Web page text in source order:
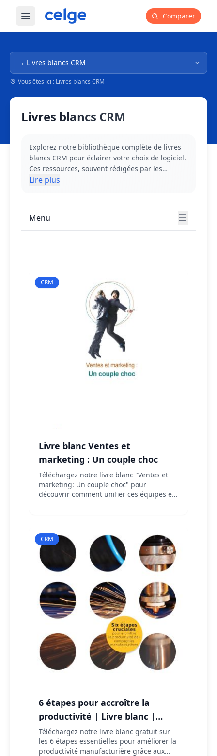
Ouvrir le menu principal Comparer
Navigation dans l'arborescence
Vous êtes ici : Livres blancs CRM
Livres blancs CRM
Explorez notre bibliothèque complète de livres
blancs CRM pour éclairer votre choix de logiciel.
Ces ressources, souvent rédigées par les
éditeurs eux-mêmes, vous offrent un aperçu
déploiement CRM, ces documents vous aideront
à comprendre les enjeux essentiels comme la
mettons gratuitement à votre disposition ces
guides stratégiques pour compléter
l'accompagnement de nos experts et vous
garantir une décision éclairée, adaptée aux
besoins spécifiques de votre entreprise.
Lire plus
Menu
CRM
Livre blanc Ventes et
marketing : Un couple choc
Téléchargez notre livre blanc "Ventes et
marketing: Un couple choc" pour
découvrir comment unifier ces équipes et
CRM
6 étapes pour accroître la
productivité | Livre blanc |
CELGE
Téléchargez notre livre blanc gratuit sur
les 6 étapes essentielles pour améliorer la
productivité manufacturière grâce aux